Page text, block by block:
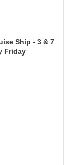
Ship - 3 & 7
Friday